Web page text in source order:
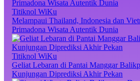
Titiknol WiKu
Melampaui Thailand, Indonesia dan
Primadona Wisata Autentik Dunia
Titiknol WiKu
Geliat Lebaran di Pantai Manggar
Kunjungan Diprediksi Akhir Pekan